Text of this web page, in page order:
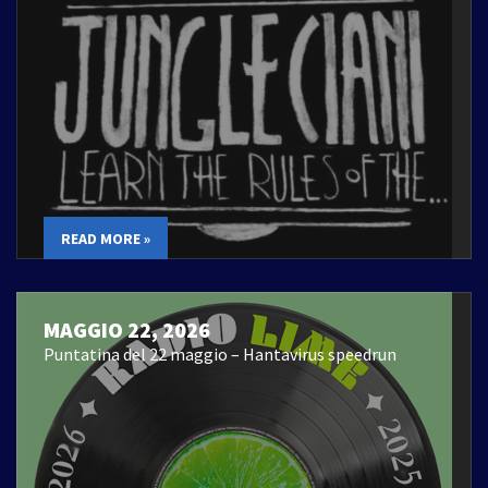
READ MORE »
MAGGIO 22, 2026
Puntatina del 22 maggio – Hantavirus speedrun